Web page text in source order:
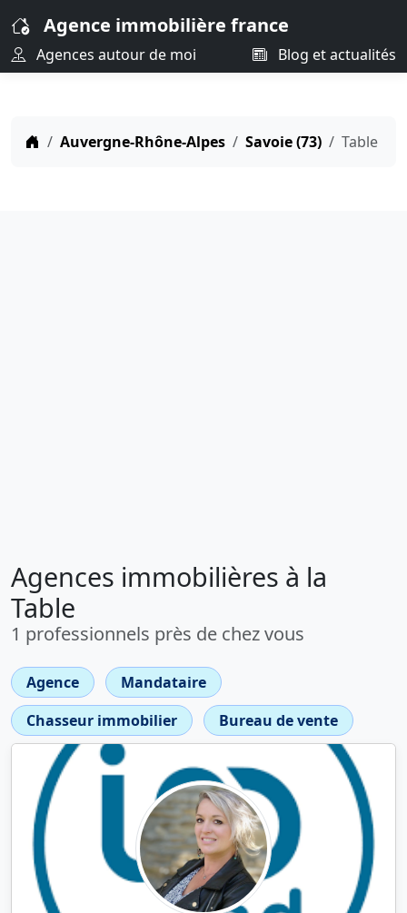
Agence immobilière france
Agences autour de moi Blog et actualités
Auvergne-Rhône-Alpes Savoie (73) Table
Agences immobilières à la
Table
1 professionnels près de chez vous
Agence
Mandataire
Chasseur immobilier
Bureau de vente